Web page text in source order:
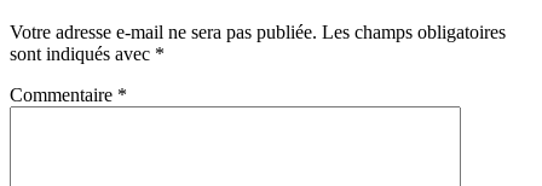
Votre adresse e-mail ne sera pas publiée. Les champs obligatoires
sont indiqués avec *
Commentaire *